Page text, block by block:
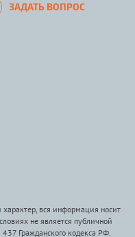
ЗАДАТЬ ВОПРОС
вся информация носит
не является публичной
Гражданского кодекса РФ.